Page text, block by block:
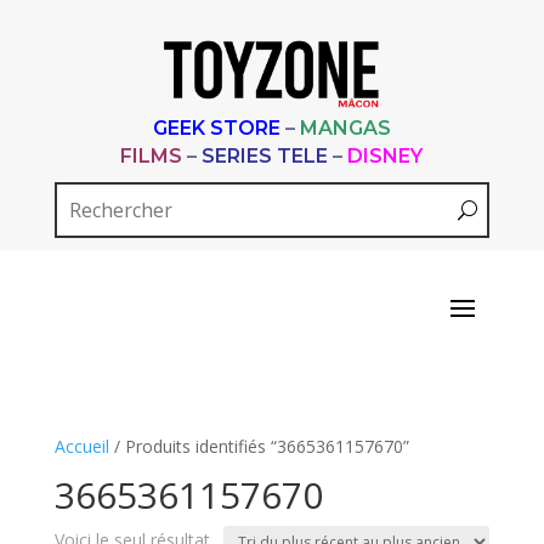
GEEK STORE – MANGAS
FILMS – SERIES TELE – DISNEY
Accueil / Produits identifiés “3665361157670”
3665361157670